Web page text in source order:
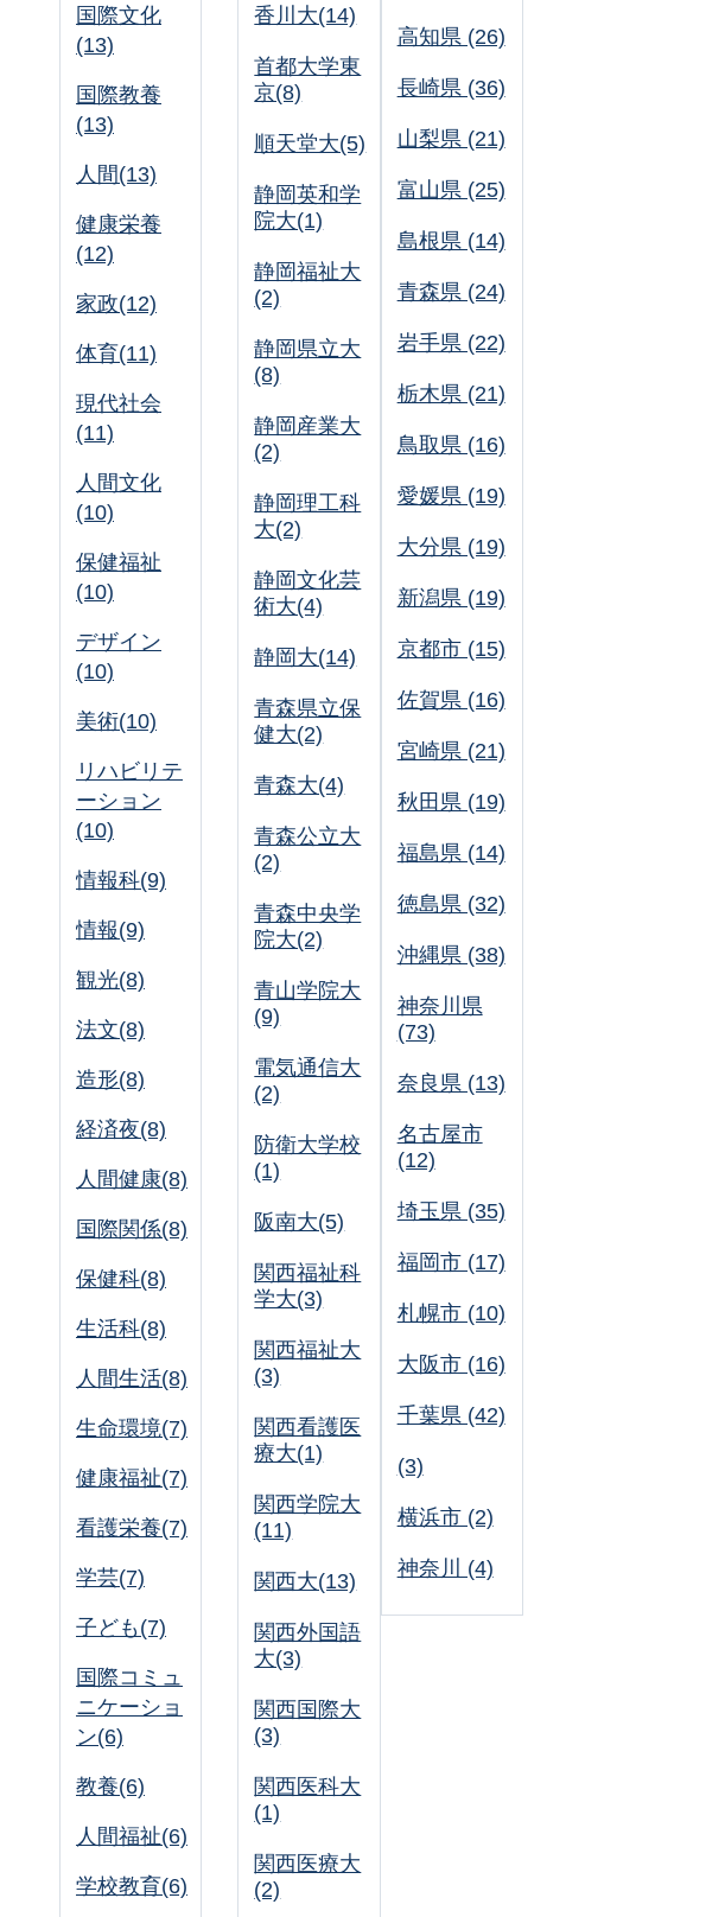
国際文化
(13)
国際教養
(13)
人間(13)
健康栄養
(12)
家政(12)
体育(11)
現代社会
(11)
人間文化
(10)
保健福祉
(10)
デザイン
(10)
美術(10)
リハビリテ
ーション
(10)
情報科(9)
情報(9)
観光(8)
法文(8)
造形(8)
経済夜(8)
人間健康(8)
国際関係(8)
保健科(8)
生活科(8)
人間生活(8)
生命環境(7)
健康福祉(7)
看護栄養(7)
学芸(7)
子ども(7)
国際コミュ
ニケーショ
ン(6)
教養(6)
人間福祉(6)
学校教育(6)
香川大(14)
首都大学東
京(8)
順天堂大(5)
静岡英和学
院大(1)
静岡福祉大
(2)
静岡県立大
(8)
静岡産業大
(2)
静岡理工科
大(2)
静岡文化芸
術大(4)
静岡大(14)
青森県立保
健大(2)
青森大(4)
青森公立大
(2)
青森中央学
院大(2)
青山学院大
(9)
電気通信大
(2)
防衛大学校
(1)
阪南大(5)
関西福祉科
学大(3)
関西福祉大
(3)
関西看護医
療大(1)
関西学院大
(11)
関西大(13)
関西外国語
大(3)
関西国際大
(3)
関西医科大
(1)
関西医療大
(2)
高知県 (26)
長崎県 (36)
山梨県 (21)
富山県 (25)
島根県 (14)
青森県 (24)
岩手県 (22)
栃木県 (21)
鳥取県 (16)
愛媛県 (19)
大分県 (19)
新潟県 (19)
京都市 (15)
佐賀県 (16)
宮崎県 (21)
秋田県 (19)
福島県 (14)
徳島県 (32)
沖縄県 (38)
神奈川県
(73)
奈良県 (13)
名古屋市
(12)
埼玉県 (35)
福岡市 (17)
札幌市 (10)
大阪市 (16)
千葉県 (42)
(3)
横浜市 (2)
神奈川 (4)